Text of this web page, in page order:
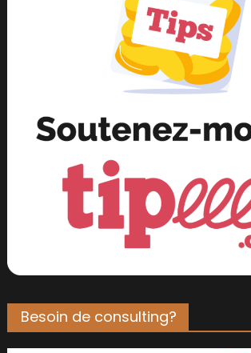
Besoin de consulting?